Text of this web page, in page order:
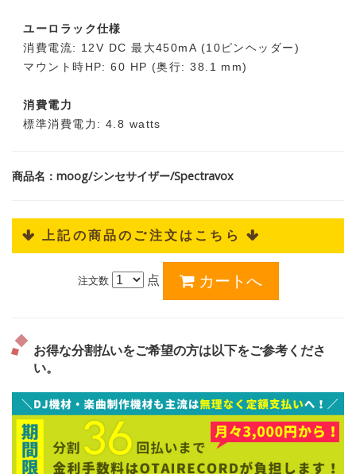
ユーロラック仕様
消費電流: 12V DC 最大450mA (10ピンヘッダー)
マウント時HP: 60 HP (奥行: 38.1 mm)
消費電力
標準消費電力: 4.8 watts
商品名：moog/シンセサイザー/Spectravox
 上記の商品のご注文はこちら 
注文数 点
お得な分割払いをご希望の方は以下をご参考くださ
い。